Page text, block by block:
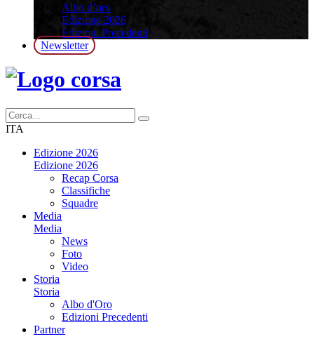
Albo d’oro
Edizione 2026
Edizioni Precedenti
Newsletter
ITA
Edizione 2026
Edizione 2026
Recap Corsa
Classifiche
Squadre
Media
Media
News
Foto
Video
Storia
Storia
Albo d'Oro
Edizioni Precedenti
Partner